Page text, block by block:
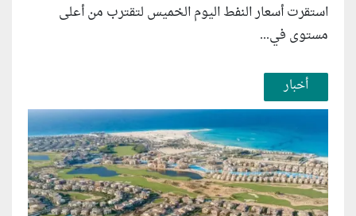
استقرت أسعار النفط اليوم الخميس لتقترب من أعلى
مستوى في...
أخبار